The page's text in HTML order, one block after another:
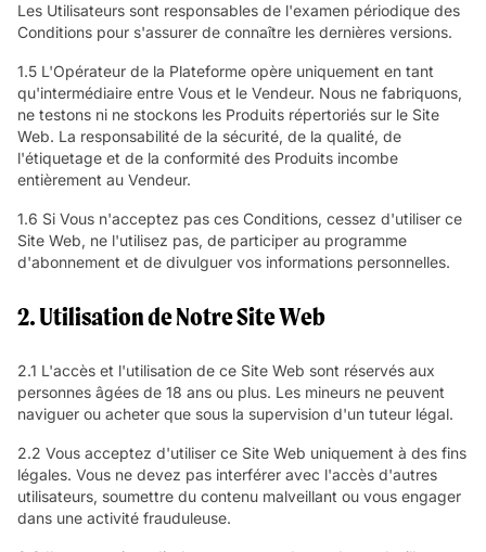
Les Utilisateurs sont responsables de l'examen périodique des
Conditions pour s'assurer de connaître les dernières versions.
1.5 L'Opérateur de la Plateforme opère uniquement en tant
qu'intermédiaire entre Vous et le Vendeur. Nous ne fabriquons,
ne testons ni ne stockons les Produits répertoriés sur le Site
Web. La responsabilité de la sécurité, de la qualité, de
l'étiquetage et de la conformité des Produits incombe
entièrement au Vendeur.
1.6 Si Vous n'acceptez pas ces Conditions, cessez d'utiliser ce
Site Web, ne l'utilisez pas, de participer au programme
d'abonnement et de divulguer vos informations personnelles.
2. Utilisation de Notre Site Web
2.1 L'accès et l'utilisation de ce Site Web sont réservés aux
personnes âgées de 18 ans ou plus. Les mineurs ne peuvent
naviguer ou acheter que sous la supervision d'un tuteur légal.
2.2 Vous acceptez d'utiliser ce Site Web uniquement à des fins
légales. Vous ne devez pas interférer avec l'accès d'autres
utilisateurs, soumettre du contenu malveillant ou vous engager
dans une activité frauduleuse.